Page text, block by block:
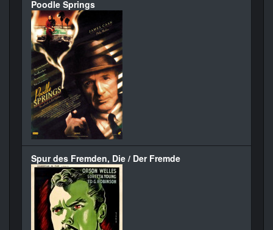
Poodle Springs
Spur des Fremden, Die / Der Fremde